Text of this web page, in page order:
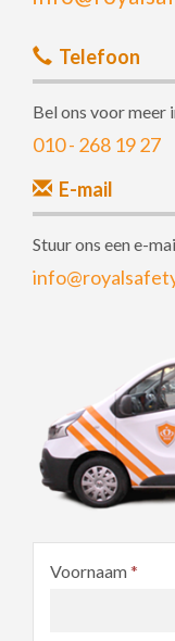
Telefoon
Bel ons voor meer
010 - 268 19 27
E-mail
Stuur ons een e-
Voornaam*